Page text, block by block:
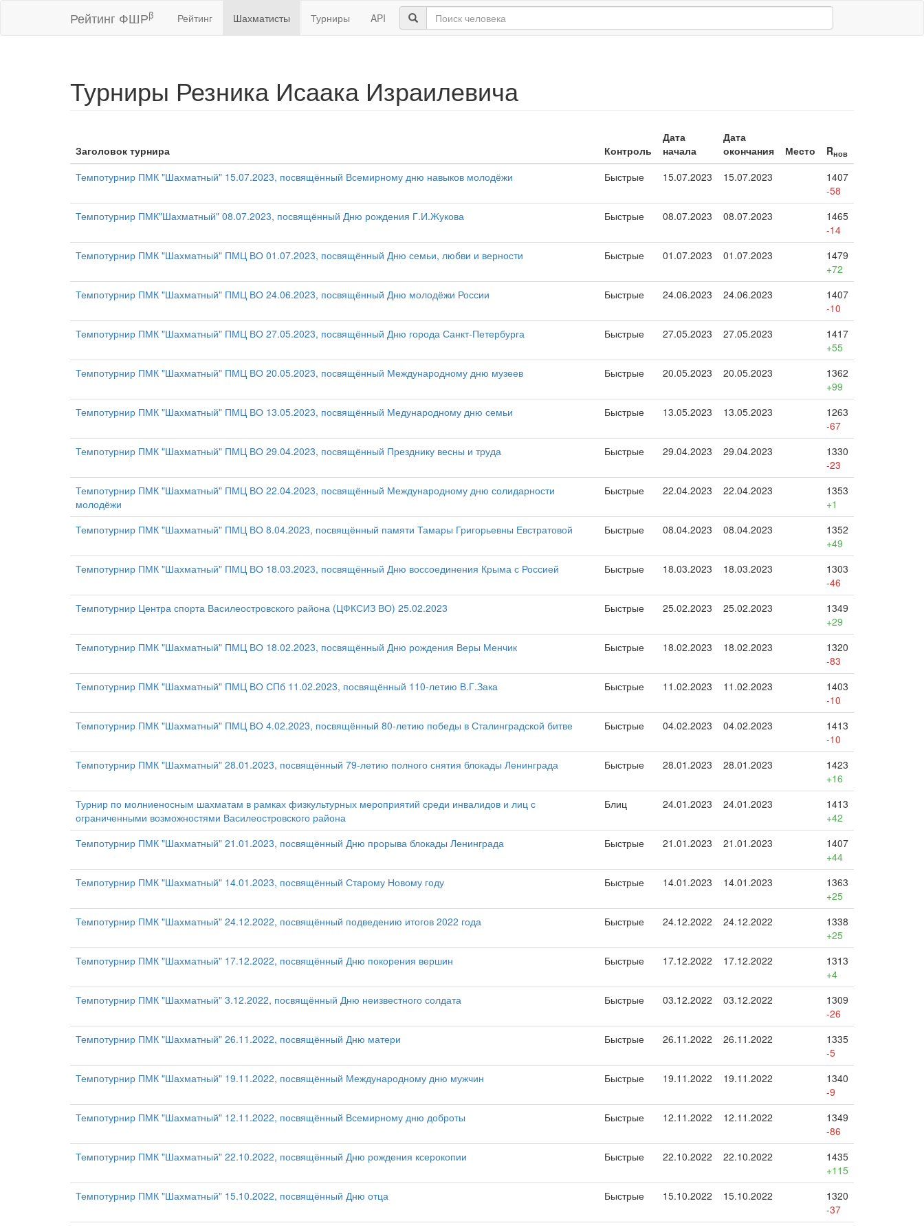
Рейтинг ФШРβ Рейтинг Шахматисты Турниры API
Турниры Резника Исаака Израилевича
Заголовок турнира Контроль
Дата
начала
Дата
окончания
Место Rнов
Темпотурнир ПМК "Шахматный" 15.07.2023, посвящённый Всемирному дню навыков молодёжи Быстрые 15.07.2023 15.07.2023
1407
-58
Темпотурнир ПМК"Шахматный" 08.07.2023, посвящённый Дню рождения Г.И.Жукова
Быстрые 08.07.2023 08.07.2023
1465
-14
Темпотурнир ПМК "Шахматный" ПМЦ ВО 01.07.2023, посвящённый Дню семьи, любви и верности
Быстрые 01.07.2023 01.07.2023
1479
+72
Темпотурнир ПМК "Шахматный" ПМЦ ВО 24.06.2023, посвящённый Дню молодёжи России
Быстрые 24.06.2023 24.06.2023
1407
-10
Темпотурнир ПМК "Шахматный" ПМЦ ВО 27.05.2023, посвящённый Дню города Санкт-Петербурга
Быстрые 27.05.2023 27.05.2023
1417
+55
Темпотурнир ПМК "Шахматный" ПМЦ ВО 20.05.2023, посвящённый Международному дню музеев
Быстрые 20.05.2023 20.05.2023
1362
+99
Темпотурнир ПМК "Шахматный" ПМЦ ВО 13.05.2023, посвящённый Медународному дню семьи
Быстрые 13.05.2023 13.05.2023
1263
-67
Темпотурнир ПМК "Шахматный" ПМЦ ВО 29.04.2023, посвящённый Презднику весны и труда
Быстрые 29.04.2023 29.04.2023
1330
-23
Темпотурнир ПМК "Шахматный" ПМЦ ВО 22.04.2023, посвящённый Международному дню солидарности
молодёжи
Быстрые 22.04.2023 22.04.2023
1353
+1
Темпотурнир ПМК "Шахматный" ПМЦ ВО 8.04.2023, посвящённый памяти Тамары Григорьевны Евстратовой
Быстрые 08.04.2023 08.04.2023
1352
+49
Темпотурнир ПМК "Шахматный" ПМЦ ВО 18.03.2023, посвящённый Дню воссоединения Крыма с Россией
Быстрые 18.03.2023 18.03.2023
1303
-46
Темпотурнир Центра спорта Василеостровского района (ЦФКСИЗ ВО) 25.02.2023
Быстрые 25.02.2023 25.02.2023
1349
+29
Темпотурнир ПМК "Шахматный" ПМЦ ВО 18.02.2023, посвящённый Дню рождения Веры Менчик
Быстрые 18.02.2023 18.02.2023
1320
-83
Темпотурнир ПМК "Шахматный" ПМЦ ВО СПб 11.02.2023, посвящённый 110-летию В.Г.Зака
Быстрые 11.02.2023 11.02.2023
1403
-10
Темпотурнир ПМК "Шахматный" ПМЦ ВО 4.02.2023, посвящённый 80-летию победы в Сталинградской битве
Быстрые 04.02.2023 04.02.2023
1413
-10
Темпотурнир ПМК "Шахматный" 28.01.2023, посвящённый 79-летию полного снятия блокады Ленинграда
Быстрые 28.01.2023 28.01.2023
1423
+16
Турнир по молниеносным шахматам в рамках физкультурных мероприятий среди инвалидов и лиц с
ограниченными возможностями Василеостровского района
Блиц 24.01.2023 24.01.2023
1413
+42
Темпотурнир ПМК "Шахматный" 21.01.2023, посвящённый Дню прорыва блокады Ленинграда
Быстрые 21.01.2023 21.01.2023
1407
+44
Темпотурнир ПМК "Шахматный" 14.01.2023, посвящённый Старому Новому году
Быстрые 14.01.2023 14.01.2023
1363
+25
Темпотурнир ПМК "Шахматный" 24.12.2022, посвящённый подведению итогов 2022 года
Быстрые 24.12.2022 24.12.2022
1338
+25
Темпотурнир ПМК "Шахматный" 17.12.2022, посвящённый Дню покорения вершин
Быстрые 17.12.2022 17.12.2022
1313
+4
Темпотурнир ПМК "Шахматный" 3.12.2022, посвящённый Дню неизвестного солдата
Быстрые 03.12.2022 03.12.2022
1309
-26
Темпотурнир ПМК "Шахматный" 26.11.2022, посвящённый Дню матери
Быстрые 26.11.2022 26.11.2022
1335
-5
Темпотурнир ПМК "Шахматный" 19.11.2022, посвящённый Международному дню мужчин
Быстрые 19.11.2022 19.11.2022
1340
-9
Темпотурнир ПМК "Шахматный" 12.11.2022, посвящённый Всемирному дню доброты
Быстрые 12.11.2022 12.11.2022
1349
-86
Темпотурнир ПМК "Шахматный" 22.10.2022, посвящённый Дню рождения ксерокопии
Быстрые 22.10.2022 22.10.2022
1435
+115
Темпотурнир ПМК "Шахматный" 15.10.2022, посвящённый Дню отца
Быстрые 15.10.2022 15.10.2022
1320
-37